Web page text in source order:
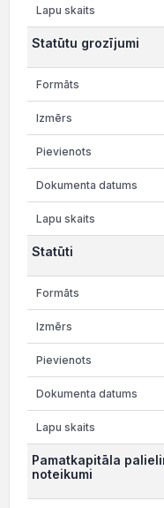
Statūtu grozījumi
Statūti
Pamatkapitāla
noteikumi